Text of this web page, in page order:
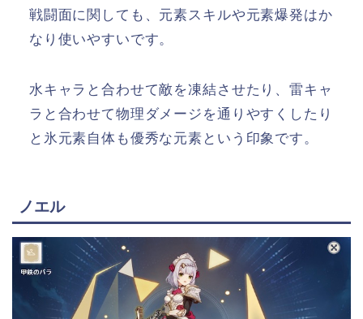
戦闘面に関しても、元素スキルや元素爆発はか
なり使いやすいです。
水キャラと合わせて敵を凍結させたり、雷キャ
ラと合わせて物理ダメージを通りやすくしたり
と氷元素自体も優秀な元素という印象です。
ノエル